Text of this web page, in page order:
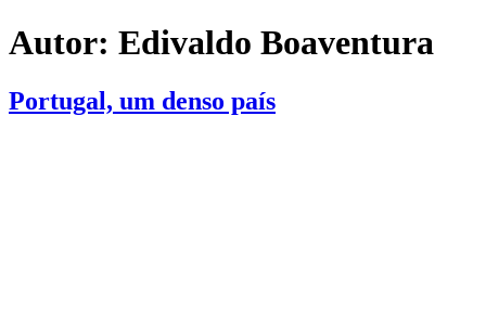
Autor: Edivaldo Boaventura
Portugal, um denso país